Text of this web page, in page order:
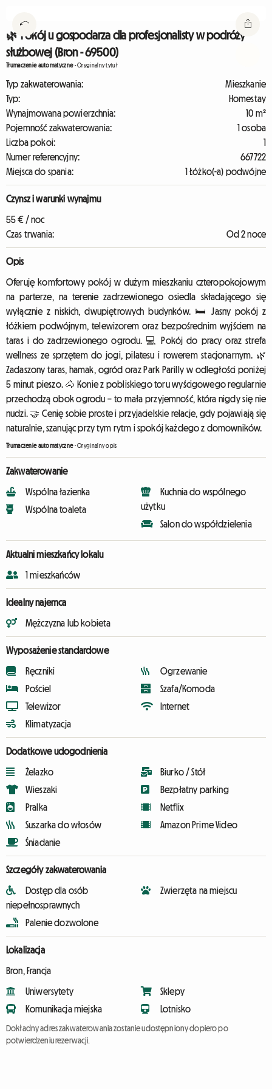
🌿 Pokój u gospodarza dla profesjonalisty w podróży
służbowej (Bron - 69500)
Tłumaczenie automatyczne-Oryginalny tytuł
Typ zakwaterowania:
Mieszkanie
Typ:
Homestay
Wynajmowana powierzchnia:
10 m²
Pojemność zakwaterowania:
1 osoba
Liczba pokoi:
1
Numer referencyjny:
667722
Miejsca do spania:
1 Łóżko(-a) podwójne
Czynsz i warunki wynajmu
55 € / noc
Czas trwania:
Od 2 noce
Opis
Oferuję komfortowy pokój w dużym mieszkaniu czteropokojowym
na parterze, na terenie zadrzewionego osiedla składającego się
wyłącznie z niskich, dwupiętrowych budynków. 🛏️ Jasny pokój z
łóżkiem podwójnym, telewizorem oraz bezpośrednim wyjściem na
taras i do zadrzewionego ogrodu. 💻 Pokój do pracy oraz strefa
wellness ze sprzętem do jogi, pilatesu i rowerem stacjonarnym. 🌿
Zadaszony taras, hamak, ogród oraz Park Parilly w odległości poniżej
5 minut pieszo. 🐴 Konie z pobliskiego toru wyścigowego regularnie
przechodzą obok ogrodu – to mała przyjemność, która nigdy się nie
nudzi. 🤝 Cenię sobie proste i przyjacielskie relacje, gdy pojawiają się
naturalnie, szanując przy tym rytm i spokój każdego z domowników.
Tłumaczenie automatyczne-Oryginalny opis
Zakwaterowanie
Wspólna łazienka
Wspólna toaleta
Kuchnia do wspólnego
użytku
Salon do współdzielenia
Aktualni mieszkańcy lokalu
1 mieszkańców
Idealny najemca
Mężczyzna lub kobieta
Wyposażenie standardowe
Ręczniki
Pościel
Telewizor
Klimatyzacja
Ogrzewanie
Szafa/Komoda
Internet
Dodatkowe udogodnienia
Żelazko
Wieszaki
Pralka
Suszarka do włosów
Śniadanie
Biurko / Stół
Bezpłatny parking
Netflix
Amazon Prime Video
Szczegóły zakwaterowania
Dostęp dla osób
niepełnosprawnych
Palenie dozwolone
Zwierzęta na miejscu
Lokalizacja
Bron, Francja
Uniwersytety
Komunikacja miejska
Sklepy
Lotnisko
Dokładny adres zakwaterowania zostanie udostępniony dopiero po
potwierdzeniu rezerwacji.